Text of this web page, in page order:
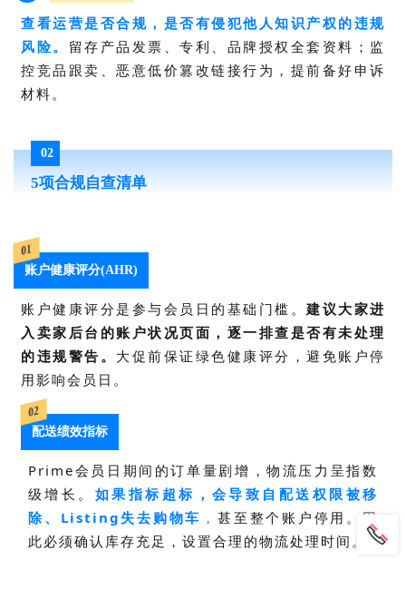
查看运营是否合规，是否有侵犯他人知识产权的违规
风险。 留存产品发票、专利、品牌授权全套资料；监
控竞品跟卖、恶意低价篡改链接行为，提前备好申诉
材料。
02
5项合规自查清单
01
账户健康评分(AHR)
账户健康评分是参与会员日的基础门槛。 建议大家进
入卖家后台的账户状况页面，逐一排查是否有未处理
的违规警告。 大促前保证绿色健康评分，避免账户停
用影响会员日。
02
配送绩效指标
Prime会员日期间的订单量剧增，物流压力呈指数
级增长。 如果指标超标，会导致 自配送权限被移
除、Listing失去购物车 ，甚至整个账户停用。因
此必须确认库存充足，设置合理的物流处理时间。